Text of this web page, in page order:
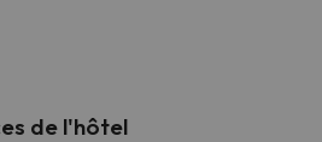
de l'hôtel